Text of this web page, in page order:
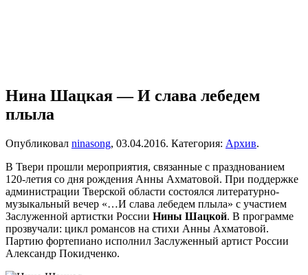
Нина Шацкая — И слава лебедем
плыла
Опубликовал ninasong, 03.04.2016. Категория: Архив.
В Твери прошли мероприятия, связанные с празднованием
120-летия со дня рождения Анны Ахматовой. При поддержке
администрации Тверской области состоялся литературно-
музыкальный вечер «…И слава лебедем плыла» с участием
Заслуженной артистки России Нины Шацкой. В программе
прозвучали: цикл романсов на стихи Анны Ахматовой.
Партию фортепиано исполнил Заслуженный артист России
Александр Покидченко.